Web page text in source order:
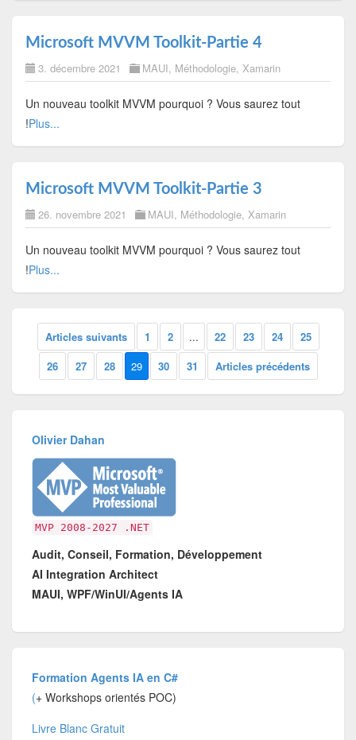
Microsoft MVVM Toolkit-Partie 4
3. décembre 2021 MAUI, Méthodologie, Xamarin
Un nouveau toolkit MVVM pourquoi ? Vous saurez tout
!Plus...
Microsoft MVVM Toolkit-Partie 3
26. novembre 2021 MAUI, Méthodologie, Xamarin
Un nouveau toolkit MVVM pourquoi ? Vous saurez tout
!Plus...
Articles suivants 1 2 ... 22 23 24
25
26
27 28 29 30 31 Articles précédents
Olivier Dahan
MVP 2008-2027 .NET
Audit, Conseil, Formation, Développement
AI Integration Architect
MAUI, WPF/WinUI/Agents IA
Formation Agents IA en C#
(+ Workshops orientés POC)
Livre Blanc Gratuit